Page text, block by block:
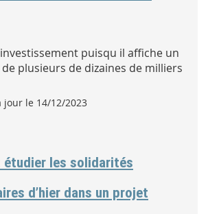
puisqu il affiche un
plusieurs de dizaines de milliers
jour le 14/12/2023
étudier les solidarités
d’hier dans un projet